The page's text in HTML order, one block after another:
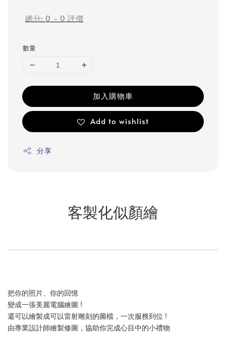
總分: 0 - 0 評價
數量
加入購物車
Add to wishlist
分享
客製化似顏繪
把你的照片、你的回憶
變成一張美麗電腦繪圖 !
還可以繪製成可以雷射雕刻的圖檔，一次服務到位 !
由專業設計師繪製修圖，協助你完成心目中的小禮物